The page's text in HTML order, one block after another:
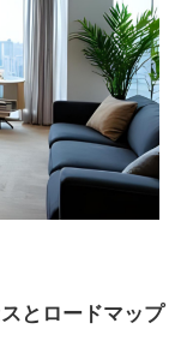
とロードマップ